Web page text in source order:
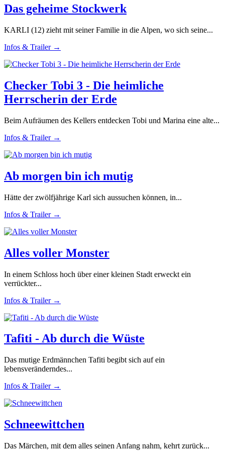
Das geheime Stockwerk
KARLI (12) zieht mit seiner Familie in die Alpen, wo sich seine...
Infos & Trailer →
Checker Tobi 3 - Die heimliche
Herrscherin der Erde
Beim Aufräumen des Kellers entdecken Tobi und Marina eine alte...
Infos & Trailer →
Ab morgen bin ich mutig
Hätte der zwölfjährige Karl sich aussuchen können, in...
Infos & Trailer →
Alles voller Monster
In einem Schloss hoch über einer kleinen Stadt erweckt ein
verrückter...
Infos & Trailer →
Tafiti - Ab durch die Wüste
Das mutige Erdmännchen Tafiti begibt sich auf ein
lebensveränderndes...
Infos & Trailer →
Schneewittchen
Das Märchen, mit dem alles seinen Anfang nahm, kehrt zurück...